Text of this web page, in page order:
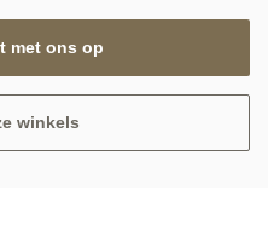
met ons op
winkels